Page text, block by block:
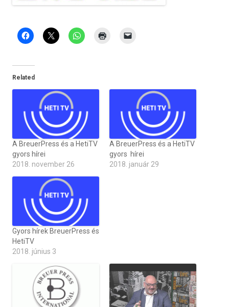
Related
A BreuerPress és a HetiTV
gyors hírei
2018. november 26
A BreuerPress és a HetiTV
gyors hírei
2018. január 29
Gyors hírek BreuerPress és
HetiTV
2018. június 3